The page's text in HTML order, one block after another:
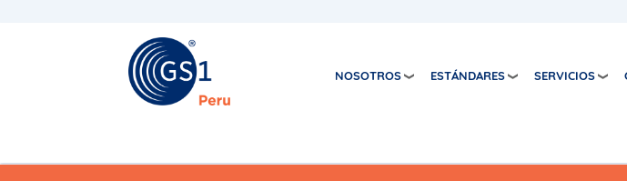
NOSOTROS ESTÁNDARES SERVICIOS